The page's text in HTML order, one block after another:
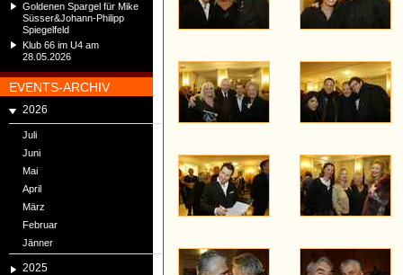
Goldenen Spargel für Mike
Süsser&Johann-Philipp
Spiegelfeld
Klub 66 im U4 am
28.05.2026
EVENTS-ARCHIV
2026
Juli
Juni
Mai
April
März
Februar
Jänner
2025